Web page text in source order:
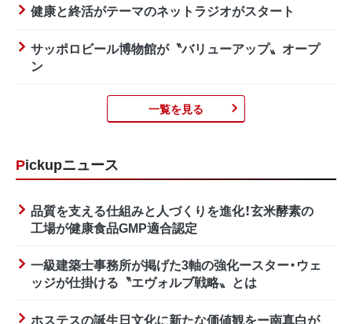
健康と終活がテーマのネットラジオがスタート
サッポロビール博物館が〝バリューアップ〟オープ
ン
一覧を見る
Pickupニュース
品質を支える仕組みと人づくりを進化！玄米酵素の
工場が健康食品GMP適合認定
一級建築士事務所が掲げた3軸の強化ースター・ウェ
ッジが仕掛ける〝エヴォルブ戦略〟とは
ホステスの誕生日文化に新たな価値観をー南真白が